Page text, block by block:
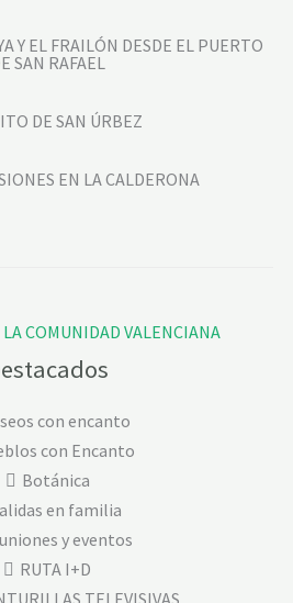
Y EL FRAILÓN DESDE EL PUERTO
SAN RAFAEL
DE SAN ÚRBEZ
EN LA CALDERONA
con encanto
con Encanto
Botánica
en familia
y eventos
RUTA I+D